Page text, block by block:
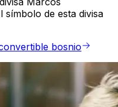
símbolo de esta divisa
bosnio